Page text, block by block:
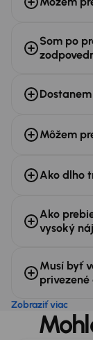
Ako dlho
Musí byť
privezené
Som po
Môžem
Ako
vysoký
Zobraziť viac